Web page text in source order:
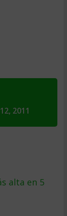
2011
alta en 5